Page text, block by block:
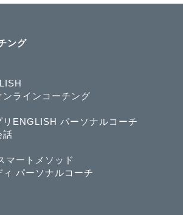
ング
ラインコーチング
ENGLISH パーソナルコーチ
話
マートメソッド
パーソナルコーチ